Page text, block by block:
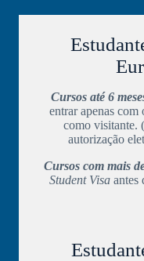
Cursos até 6
entrar apenas com
como visitante.
autorização
Cursos com mais
Student Visa antes